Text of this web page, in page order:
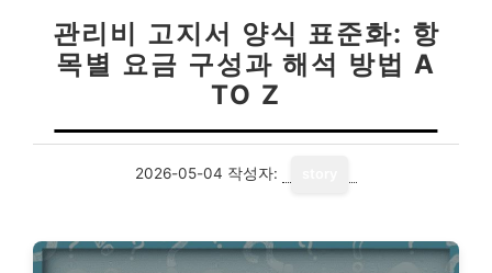
관리비 고지서 양식 표준화: 항
목별 요금 구성과 해석 방법 A
TO Z
2026-05-04 작성자: